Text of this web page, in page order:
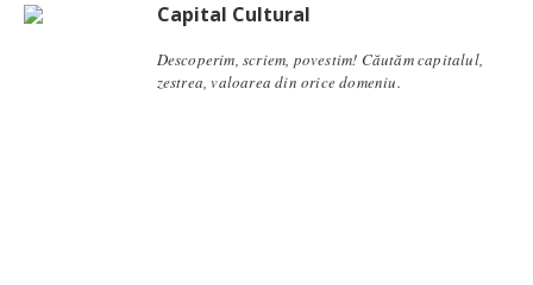
Capital Cultural
Descoperim, scriem, povestim! Căutăm capitalul,
zestrea, valoarea din orice domeniu.